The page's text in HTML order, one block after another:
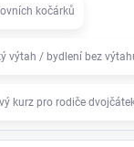
kočárků
výtah / bydlení bez
kurz pro rodiče